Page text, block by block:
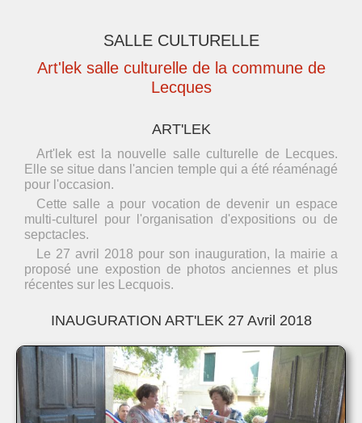
SALLE CULTURELLE
Art'lek salle culturelle de la commune de
Lecques
ART'LEK
Art'lek est la nouvelle salle culturelle de Lecques.
Elle se situe dans l'ancien temple qui a été réaménagé
pour l'occasion.
Cette salle a pour vocation de devenir un espace
multi-culturel pour l'organisation d'expositions ou de
sepctacles.
Le 27 avril 2018 pour son inauguration, la mairie a
proposé une expostion de photos anciennes et plus
récentes sur les Lecquois.
INAUGURATION ART'LEK 27 Avril 2018